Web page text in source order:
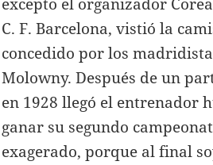
excepto el organizador
C. F. Barcelona, vistió la
concedido por los
Molowny. Después de un
en 1928 llegó el entrenador
ganar su segundo
exagerado, porque al final